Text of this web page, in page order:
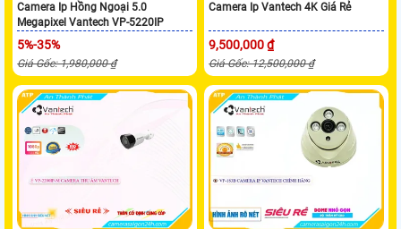
Camera Ip Hồng Ngoại 5.0
Megapixel Vantech VP-5220IP
5%-35%
Giá Gốc: 1,980,000 ₫
Camera Ip Vantech 4K Giá Rẻ
9,500,000 ₫
Giá Gốc: 12,500,000 ₫